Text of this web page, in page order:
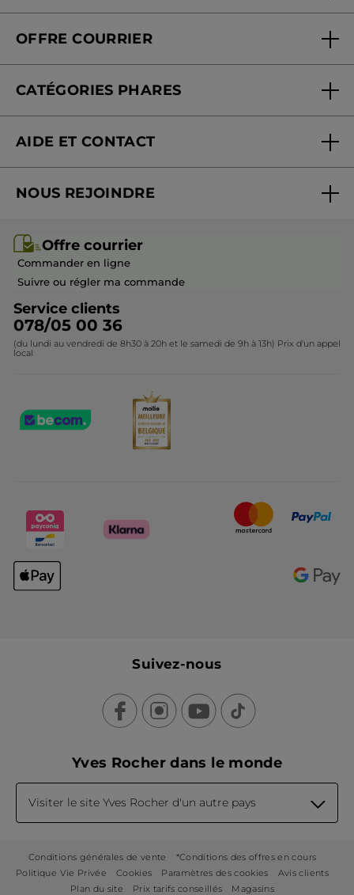
Nos engagements
Blog Act Beautiful
OFFRE COURRIER
CATÉGORIES PHARES
Promotions
Idées cadeaux
Collection de Noël
AIDE ET CONTACT
Mes cadeaux
Questions & Réponses
Contactez-nous
NOUS REJOINDRE
Devenir franchisé ou gérant
Offre courrier
Commander en ligne
Suivre ou régler ma commande
Service clients
078/05 00 36
(du lundi au vendredi de 8h30 à 20h et le samedi de 9h à 13h) Prix d'un appel
local
Suivez-nous
Yves Rocher dans le monde
Visiter le site Yves Rocher d'un autre pays
Conditions générales de vente
*Conditions des offres en cours
Politique Vie Privée
Cookies Paramètres des cookies
Avis clients
Plan du site
Prix tarifs conseillés Magasins